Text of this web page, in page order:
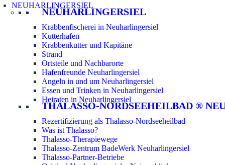
NEUHARLINGERSIEL
NEUHARLINGERSIEL
Krabbenfischerei in Neuharlingersiel
Kutterhafen
Krabbenkutter und Kapitäne
Strand
Ortsteile und Nachbarorte
Hafenfreunde Neuharlingersiel
Angeln in und um Neuharlingersiel
Essen und Trinken in Neuharlingersiel
Heiraten in Neuharlingersiel
THALASSO-NORDSEEHEILBAD ®
Rezertifizierung als Thalasso-Nordseeheilbad
Was ist Thalasso?
Thalasso-Therapiewege
Thalasso-Zentrum BadeWerk Neuharlingersiel
Thalasso-Partner-Betriebe